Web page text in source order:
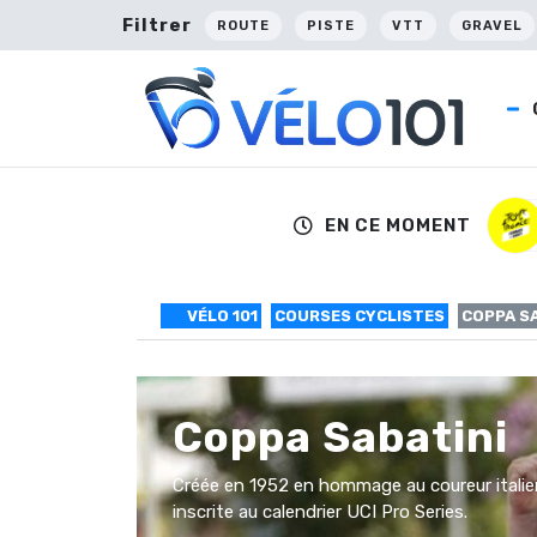
Filtrer ROUTE PISTE VTT GRAVEL
EN CE MOMENT
VÉLO 101 COURSES CYCLISTES COPPA
Coppa Sabatini
Créée en 1952 en hommage au coureur
inscrite au calendrier UCI Pro Series.